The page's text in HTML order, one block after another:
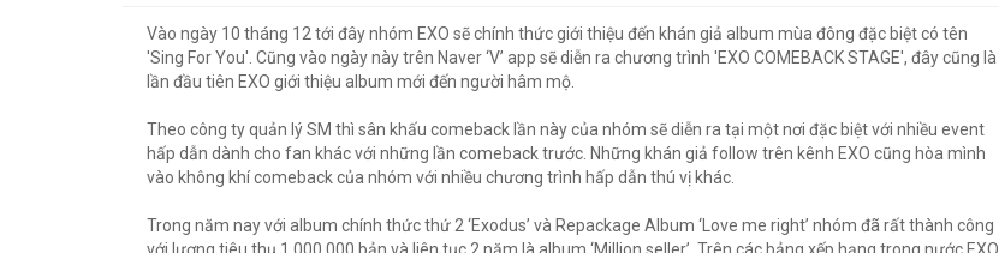
Vào ngày 10 tháng 12 tới đây nhóm EXO sẽ chính thức giới thiệu đến khán giả album mùa đông đặc biệt có tên
'Sing For You'. Cũng vào ngày này trên Naver ‘V’ app sẽ diễn ra chương trình 'EXO COMEBACK STAGE', đây cũng là
lần đầu tiên EXO giới thiệu album mới đến người hâm mộ.
Theo công ty quản lý SM thì sân khấu comeback lần này của nhóm sẽ diễn ra tại một nơi đặc biệt với nhiều event
hấp dẫn dành cho fan khác với những lần comeback trước. Những khán giả follow trên kênh EXO cũng hòa mình
vào không khí comeback của nhóm với nhiều chương trình hấp dẫn thú vị khác.
Trong năm nay với album chính thức thứ 2 ‘Exodus’ và Repackage Album ‘Love me right’ nhóm đã rất thành công